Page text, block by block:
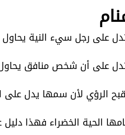
تدل على رجل سيء النية
على أن شخص منافق
الرؤي لأن سمها يدل على
الحية الخضراء فهذا